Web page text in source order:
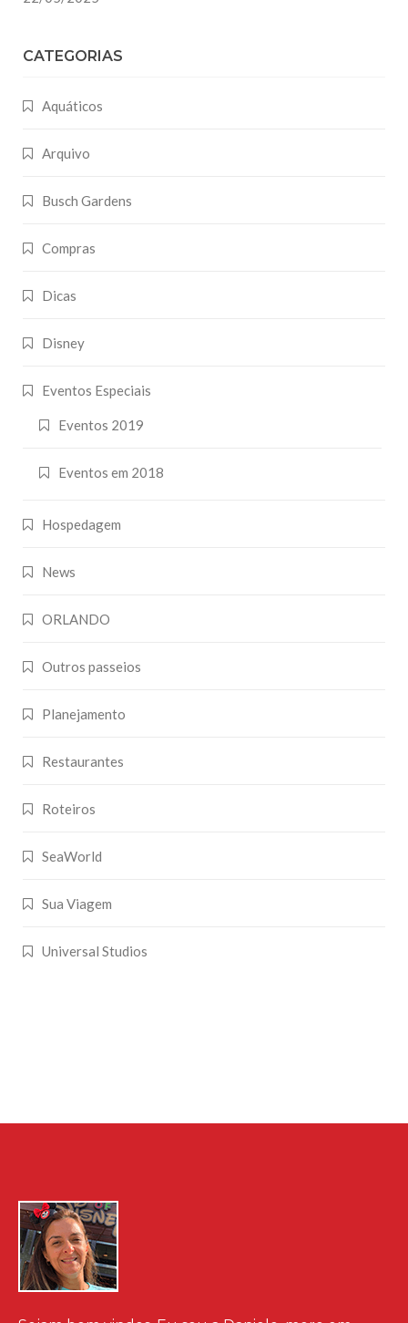
CATEGORIAS
Aquáticos
Arquivo
Busch Gardens
Compras
Dicas
Disney
Eventos Especiais
Eventos 2019
Eventos em 2018
Hospedagem
News
ORLANDO
Outros passeios
Planejamento
Restaurantes
Roteiros
SeaWorld
Sua Viagem
Universal Studios